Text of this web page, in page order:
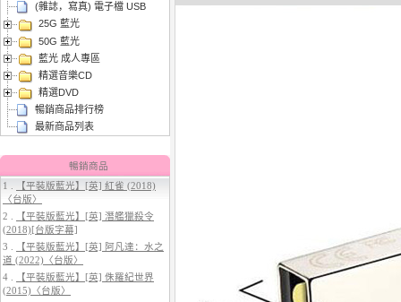
3.【平裝版藍光】[英] 太空超人
(2026)
4.【平裝版藍光】[英] 穿著PRADA
的惡魔 2 (2026)
(雜誌，寫真) 電子檔 USB
25G 藍光
50G 藍光
藍光 成人專區
精選音樂CD
精選DVD
暢銷商品排行榜
最新商品列表
暢銷商品
1 .
【平裝版藍光】[英] 紅雀 (2018)
〈台版〉
2 .
【平裝版藍光】[英] 潛艦獵殺令
(2018)[台版字幕]
3 .
【平裝版藍光】[英] 阿凡達：水之
道 (2022)〈台版〉
4 .
【平裝版藍光】[英] 侏羅紀世界
(2015)〈台版〉